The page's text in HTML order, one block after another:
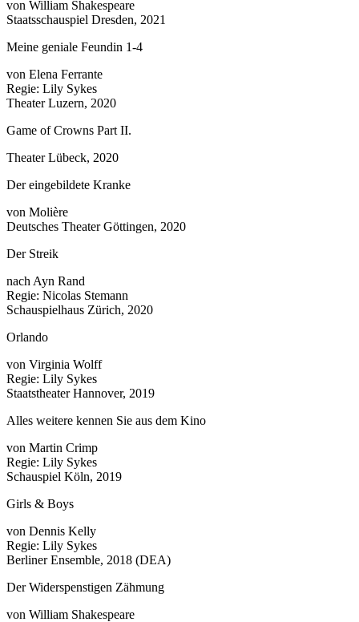
von William Shakespeare
Staatsschauspiel Dresden, 2021
Meine geniale Feundin 1-4
von Elena Ferrante
Regie: Lily Sykes
Theater Luzern, 2020
Game of Crowns Part II.
Theater Lübeck, 2020
Der eingebildete Kranke
von Molière
Deutsches Theater Göttingen, 2020
Der Streik
nach Ayn Rand
Regie: Nicolas Stemann
Schauspielhaus Zürich, 2020
Orlando
von Virginia Wolff
Regie: Lily Sykes
Staatstheater Hannover, 2019
Alles weitere kennen Sie aus dem Kino
von Martin Crimp
Regie: Lily Sykes
Schauspiel Köln, 2019
Girls & Boys
von Dennis Kelly
Regie: Lily Sykes
Berliner Ensemble, 2018 (DEA)
Der Widerspenstigen Zähmung
von William Shakespeare